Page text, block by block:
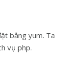
bằng yum. Ta
vụ php.